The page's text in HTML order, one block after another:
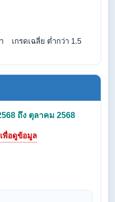
เกรดเฉลี่ย ต่ำกว่า 1.5
ถึง ตุลาคม 2568
พื่อดูข้อมูล